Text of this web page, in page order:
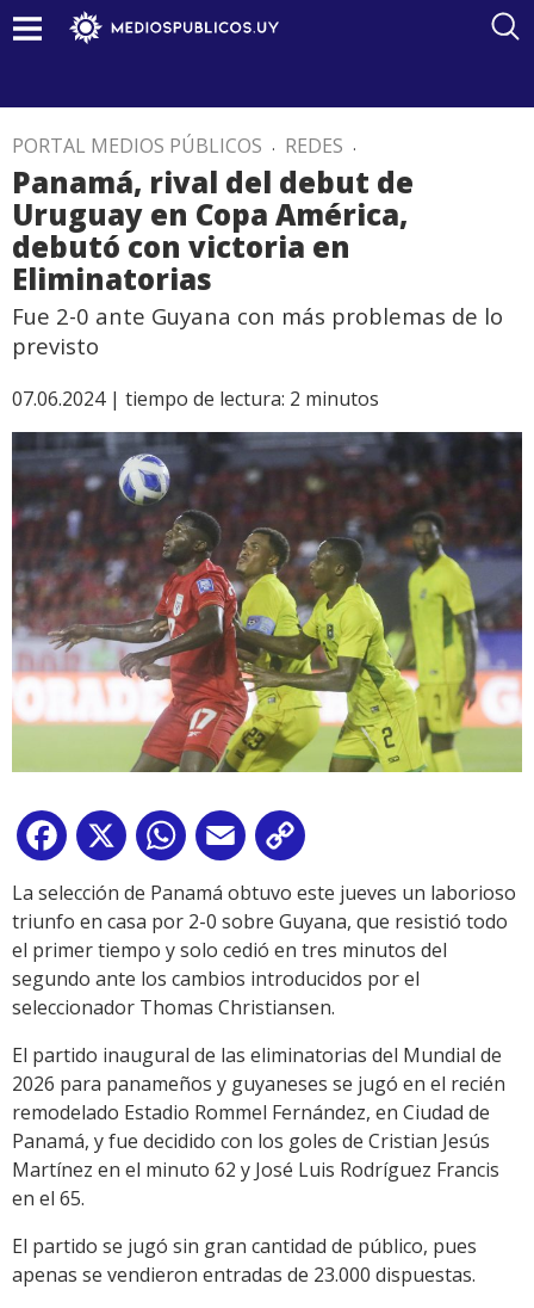
PORTAL MEDIOS PÚBLICOS . REDES .
Panamá, rival del debut de
Uruguay en Copa América,
debutó con victoria en
Eliminatorias
Fue 2-0 ante Guyana con más problemas de lo
previsto
07.06.2024 | tiempo de lectura: 2 minutos
Facebook
X WhatsApp
Email
Link
La selección de Panamá obtuvo este jueves un laborioso
triunfo en casa por 2-0 sobre Guyana, que resistió todo
el primer tiempo y solo cedió en tres minutos del
segundo ante los cambios introducidos por el
seleccionador Thomas Christiansen.
El partido inaugural de las eliminatorias del Mundial de
2026 para panameños y guyaneses se jugó en el recién
remodelado Estadio Rommel Fernández, en Ciudad de
Panamá, y fue decidido con los goles de Cristian Jesús
Martínez en el minuto 62 y José Luis Rodríguez Francis
en el 65.
El partido se jugó sin gran cantidad de público, pues
apenas se vendieron entradas de 23.000 dispuestas.